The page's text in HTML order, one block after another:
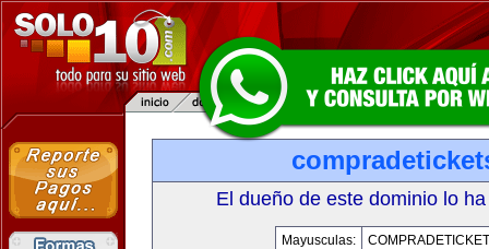
El dueño de este dominio lo
Mayusculas: